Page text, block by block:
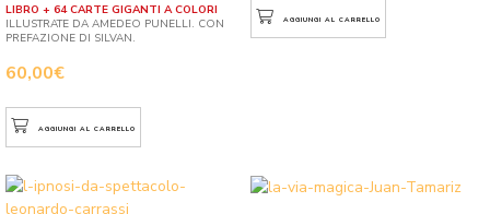
60,00€
LIBRO + 64 CARTE GIGANTI A COLORI
ILLUSTRATE DA AMEDEO PUNELLI. CON
PREFAZIONE DI SILVAN.
AGGIUNGI AL CARRELLO
AGGIUNGI AL CARRELLO